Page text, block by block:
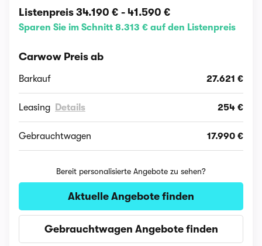
Listenpreis 34.190 € - 41.590 €
Sparen Sie im Schnitt 8.313 € auf den Listenpreis
Carwow Preis ab
Barkauf 27.621 €
Leasing Details 254 €
Gebrauchtwagen 17.990 €
Bereit personalisierte Angebote zu sehen?
Aktuelle Angebote finden
Gebrauchtwagen Angebote finden